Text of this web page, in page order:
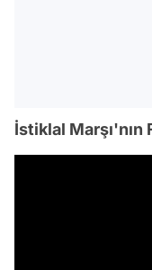
İstiklal Marşı'nın